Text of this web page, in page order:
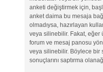
anketi değiştirmek için,
anket daima bu mesaja
olmadıysa, hazırlayan
veya silinebilir. Fakat, eğer
forum ve mesaj panosu
veya silinebilir. Böylece bir
sonuçlarını saptırma